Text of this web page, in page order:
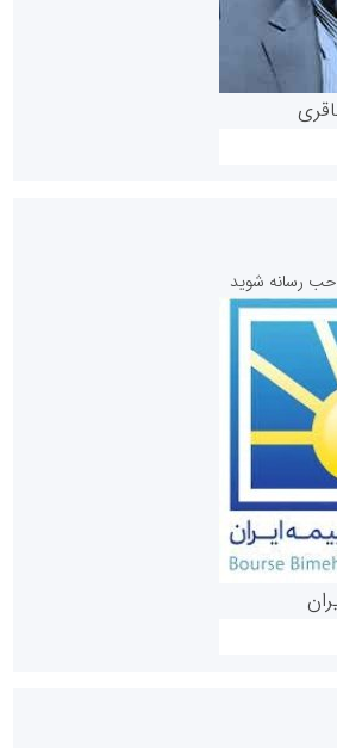
گزارش خبر
رسانه شوید